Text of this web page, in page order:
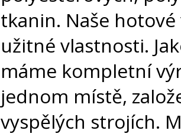
tkanin. Naše
užitné vlastnosti.
máme kompletní
jednom místě,
vyspělých strojích.